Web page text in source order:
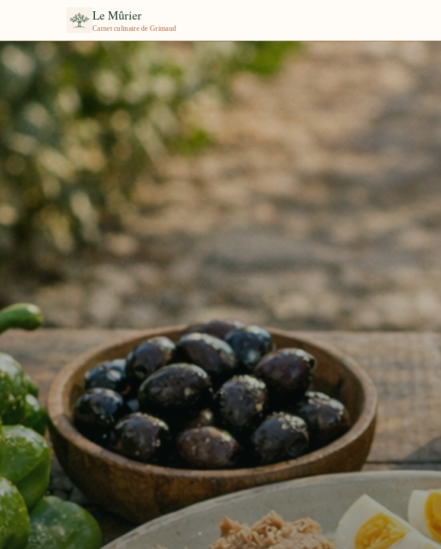
Le Mûrier
Carnet culinaire de Grimaud